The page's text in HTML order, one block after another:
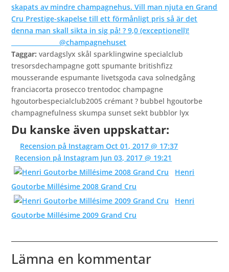
Taggar:vardagslyx skål sparklingwine specialclub
tresorsdechampagne gott spumante britishfizz
mousserande espumante livetsgoda cava solnedgång
franciacorta prosecco trentodoc champagne
hgoutorbespecialclub2005 crémant ? bubbel hgoutorbe
champagnefulness skumpa sunset sekt bubblor lyx
Du kanske även uppskattar:
Recension på Instagram Oct 01, 2017 @ 17:37
Recension på Instagram Jun 03, 2017 @ 19:21
Henri
Goutorbe Millésime 2008 Grand Cru
Henri
Goutorbe Millésime 2009 Grand Cru
Lämna en kommentar